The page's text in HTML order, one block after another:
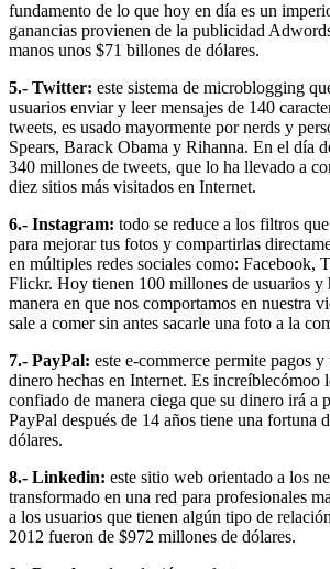
fundamento de lo que hoy en día es un
ganancias provienen de la publicidad
manos unos $71 billones de dólares.
5.- Twitter: este sistema de microblogging
usuarios enviar y leer mensajes de 140
tweets, es usado mayormente por nerds y
Spears, Barack Obama y Rihanna. En el día
340 millones de tweets, que lo ha llevado a
diez sitios más visitados en Internet.
6.- Instagram: todo se reduce a los filtros
para mejorar tus fotos y compartirlas
en múltiples redes sociales como: Facebook,
Flickr. Hoy tienen 100 millones de usuarios y
manera en que nos comportamos en nuestra
sale a comer sin antes sacarle una foto a la
7.- PayPal: este e-commerce permite pagos y
dinero hechas en Internet. Es increíblecómoo
confiado de manera ciega que su dinero irá a
PayPal después de 14 años tiene una fortuna
dólares.
8.- Linkedin: este sitio web orientado a los
transformado en una red para profesionales
a los usuarios que tienen algún tipo de
2012 fueron de $972 millones de dólares.